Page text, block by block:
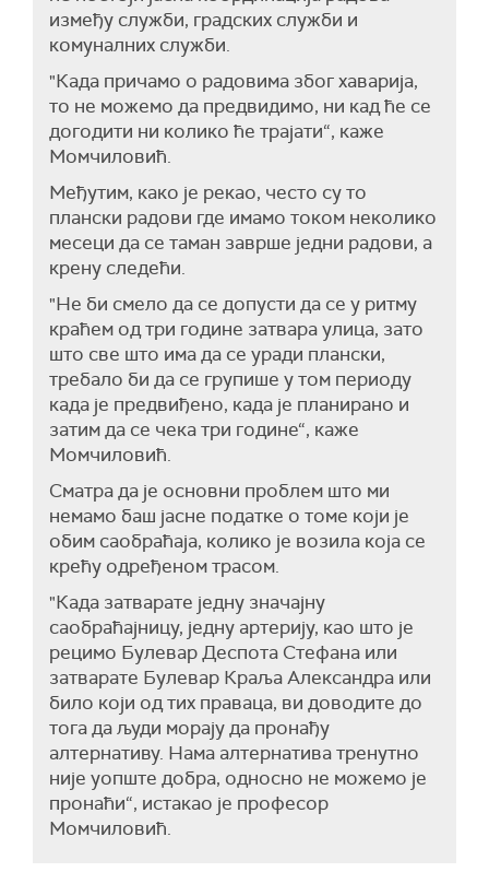
између служби, градских служби и
комуналних служби.
"Када причамо о радовима због хаварија,
то не можемо да предвидимо, ни кад ће се
догодити ни колико ће трајати“, каже
Момчиловић.
Међутим, како је рекао, често су то
плански радови где имамо током неколико
месеци да се таман заврше једни радови, а
крену следећи.
"Не би смело да се допусти да се у ритму
краћем од три године затвара улица, зато
што све што има да се уради плански,
требало би да се групише у том периоду
када је предвиђено, када је планирано и
затим да се чека три године“, каже
Момчиловић.
Сматра да је основни проблем што ми
немамо баш јасне податке о томе који је
обим саобраћаја, колико је возила која се
крећу одређеном трасом.
"Када затварате једну значајну
саобраћајницу, једну артерију, као што је
рецимо Булевар Деспота Стефана или
затварате Булевар Краља Александра или
било који од тих праваца, ви доводите до
тога да људи морају да пронађу
алтернативу. Нама алтернатива тренутно
није уопште добра, односно не можемо је
пронаћи“, истакао је професор
Момчиловић.